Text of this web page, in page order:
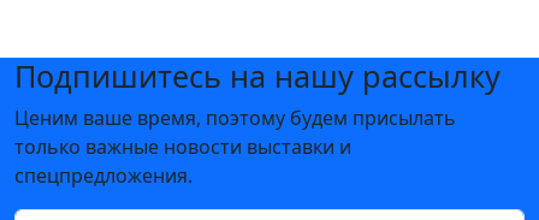
Подпишитесь на нашу рассылку
Ценим ваше время, поэтому будем присылать
только важные новости выставки и
спецпредложения.